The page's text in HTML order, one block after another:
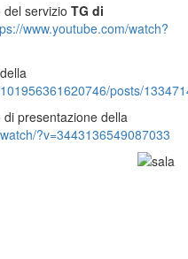
servizio TG di
www.youtube.com/watch?
posts/
presentazione della
?v=3443136549087033